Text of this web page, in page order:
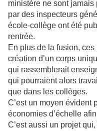
ministère ne sont
par des inspecteurs
école-collège ont été
rentrée.
En plus de la fusion,
création d’un corps
qui rassemblerait
qui pourraient alors
que dans les collèges.
C’est un moyen évident
économies d’échelle
C’est aussi un projet